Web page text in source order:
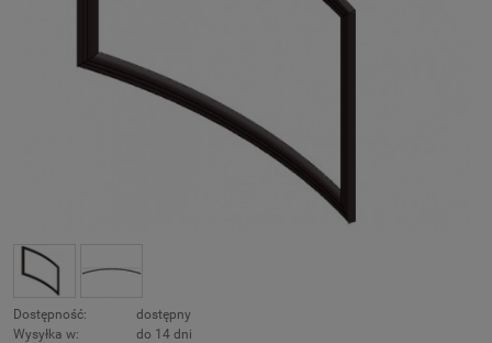
Dostępność:
dostępny
Wysyłka w:
do 14 dni